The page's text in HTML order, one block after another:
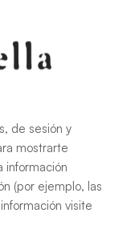
de sesión y
mostrarte
información
(por ejemplo, las
visite